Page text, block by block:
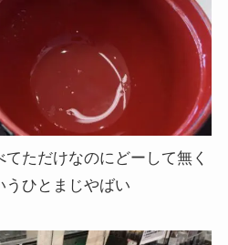
ただけなのにどーして無く
うひとまじやばい